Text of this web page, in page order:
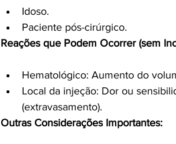
Idoso.
Paciente pós-cirúrgico.
Reações que Podem Ocorrer (sem
Hematológico: Aumento do
Local da injeção: Dor ou
(extravasamento).
Outras Considerações Importantes: